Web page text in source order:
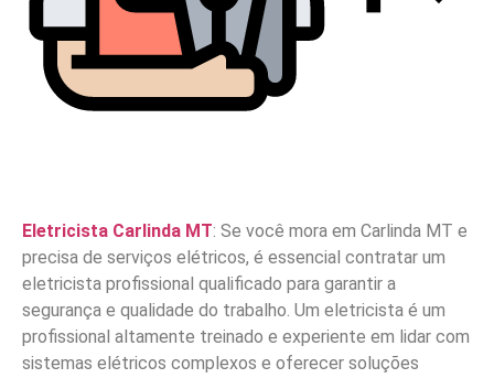
Eletricista Carlinda MT: Se você mora em Carlinda MT e
precisa de serviços elétricos, é essencial contratar um
eletricista profissional qualificado para garantir a
segurança e qualidade do trabalho. Um eletricista é um
profissional altamente treinado e experiente em lidar com
sistemas elétricos complexos e oferecer soluções